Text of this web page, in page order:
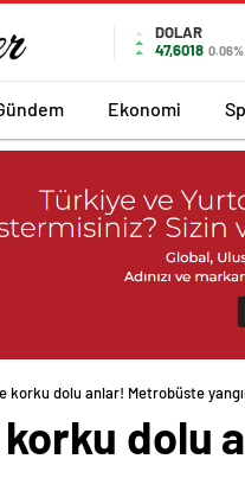
DOLAR
47,6018 0.06%
Ekonomi
korku dolu anlar! Metrobüste
korku dolu